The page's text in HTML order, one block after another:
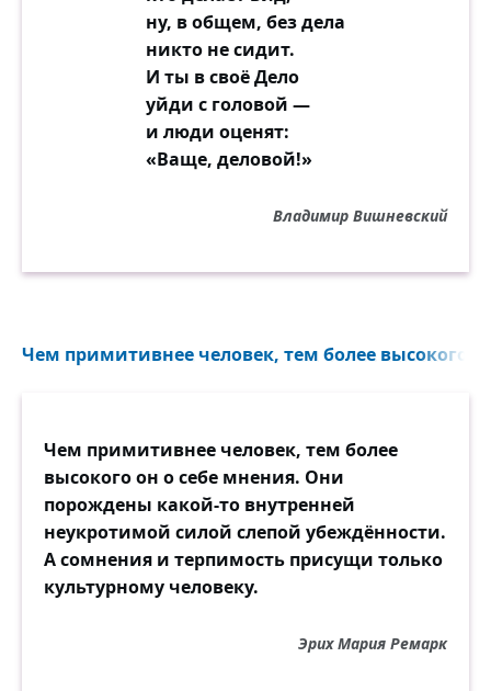
ну, в общем, без дела
никто не сидит.
И ты в своё Дело
уйди с головой —
и люди оценят:
«Ваще, деловой!»
Владимир Вишневский
Чем примитивнее человек, тем более высокого
Чем примитивнее человек, тем более
высокого он о себе мнения. Они
порождены какой-то внутренней
неукротимой силой слепой убеждённости.
А сомнения и терпимость присущи только
культурному человеку.
Эрих Мария Ремарк